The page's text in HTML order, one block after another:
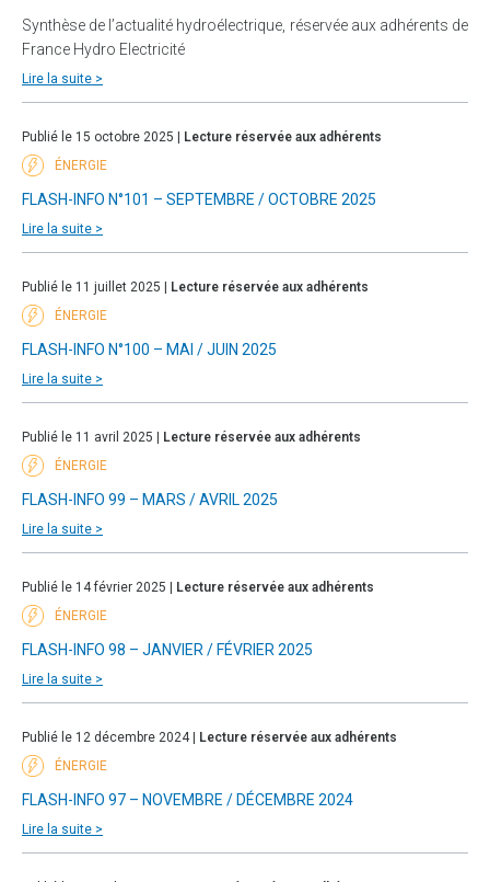
Synthèse de l’actualité hydroélectrique, réservée aux adhérents de
France Hydro Electricité
Lire la suite >
Publié le 15 octobre 2025 |
Lecture réservée aux adhérents
ÉNERGIE
FLASH-INFO N°101 – SEPTEMBRE / OCTOBRE 2025
Lire la suite >
Publié le 11 juillet 2025 |
Lecture réservée aux adhérents
ÉNERGIE
FLASH-INFO N°100 – MAI / JUIN 2025
Lire la suite >
Publié le 11 avril 2025 |
Lecture réservée aux adhérents
ÉNERGIE
FLASH-INFO 99 – MARS / AVRIL 2025
Lire la suite >
Publié le 14 février 2025 |
Lecture réservée aux adhérents
ÉNERGIE
FLASH-INFO 98 – JANVIER / FÉVRIER 2025
Lire la suite >
Publié le 12 décembre 2024 |
Lecture réservée aux adhérents
ÉNERGIE
FLASH-INFO 97 – NOVEMBRE / DÉCEMBRE 2024
Lire la suite >